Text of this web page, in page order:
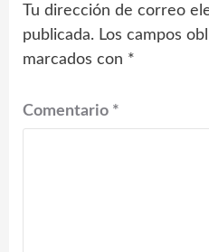
Tu dirección de correo
publicada. Los campos
marcados con *
Comentario *